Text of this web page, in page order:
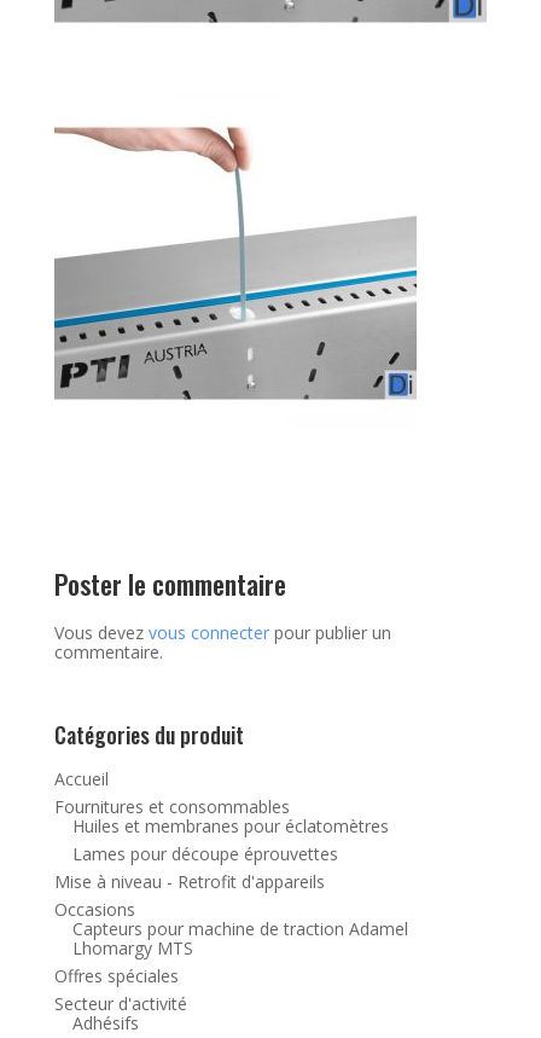
Poster le commentaire
Vous devez vous connecterpour publier un
commentaire.
Catégories du produit
Accueil
Fournitures et consommables
Huiles et membranes pour éclatomètres
Lames pour découpe éprouvettes
Mise à niveau - Retrofit d'appareils
Occasions
Capteurs pour machine de traction Adamel
Lhomargy MTS
Offres spéciales
Secteur d'activité
Adhésifs